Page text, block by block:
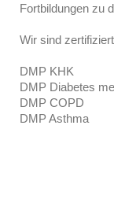
Fortbildungen zu
Wir sind
DMP KHK
DMP Diabetes
DMP COPD
DMP Asthma